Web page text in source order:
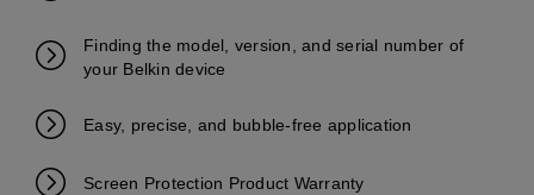
Finding the model, version, and serial number of
your Belkin device
Easy, precise, and bubble-free application
Screen Protection Product Warranty